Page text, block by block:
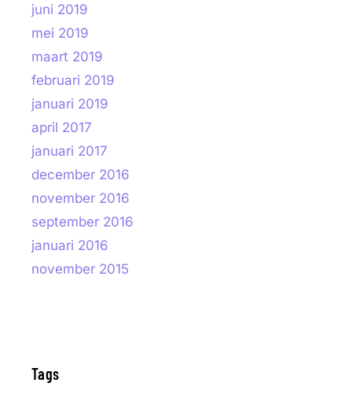
juni 2019
mei 2019
maart 2019
februari 2019
januari 2019
april 2017
januari 2017
december 2016
november 2016
september 2016
januari 2016
november 2015
Tags